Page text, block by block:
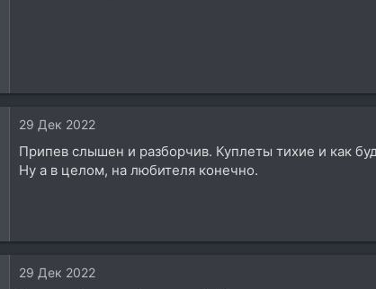
29 Дек 2022
Припев слышен и разборчив. Куплеты тихие и как
Ну а в целом, на любителя конечно.
29 Дек 2022